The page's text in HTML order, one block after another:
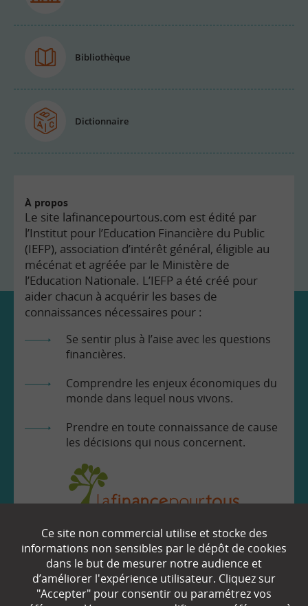
Bibliothèque
Dictionnaire
À propos
Le site lafinancepourtous.com est édité par
l’Institut pour l’Education Financière du Public
(IEFP), association d’intérêt général, éligible au
mécénat et agréée par le Ministère de
l’Education Nationale. L’IEFP a été créé pour
aider chacun à acquérir les bases de
connaissances nécessaires pour :
Se sentir plus à l’aise avec les questions
financières.
Comprendre les enjeux économiques du
monde dans lequel nous vivons.
Prendre en toute connaissance de cause
les décisions qui nous concernent.
EN SAVOIR
Qui sommes-nous ?
Ce site non commercial utilise et stocke des
informations non sensibles par le dépôt de cookies
dans le but de mesurer notre audience et
d’améliorer l'expérience utilisateur. Cliquez sur
"Accepter" pour consentir ou paramétrez vos